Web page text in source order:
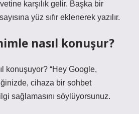
karşılık gelir. Başka bir
yüz sıfır eklenerek yazılır.
nasıl konuşur?
konuşuyor? “Hey Google,
cihaza bir sohbet
sağlamasını söylüyorsunuz.